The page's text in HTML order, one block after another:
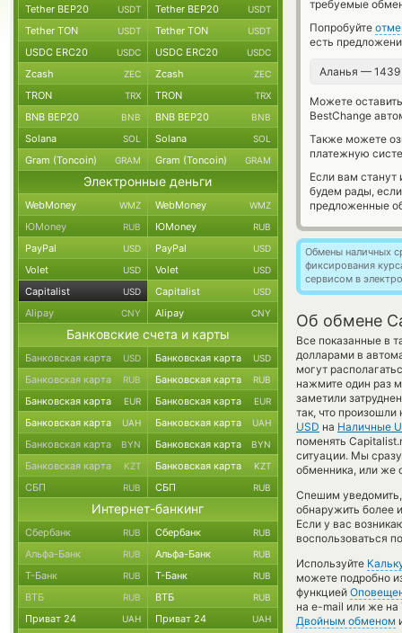
требуемые
Попробуйте
есть
Аланья —
Можете
BestChange
Также можете
платежную
Если вам
будем рады,
предложенные
Обмены наличных
фиксирования
сервисом в
Об обмене
Все показанные в
долларами в
могут
нажмите один раз
заметили
так, что
USD на Наличные
поменять
ситуации. Мы
обменника, или же
Спешим
обнаружить более
Если у вас
воспользоваться
Используйте
можете подробно
функцией
на e-mail или же на
Двойным обменом
Tether BEP20 USDT Tether BEP20 USDT
Tether TON USDT Tether TON USDT
USDC ERC20 USDC USDC ERC20 USDC
Zcash ZEC Zcash ZEC
TRON TRX TRON TRX
BNB BEP20 BNB BNB BEP20 BNB
Solana SOL Solana SOL
Gram (Toncoin) GRAM Gram (Toncoin) GRAM
Электронные деньги
WebMoney WMZ WebMoney WMZ
ЮMoney RUB ЮMoney RUB
PayPal USD PayPal USD
Volet USD Volet USD
Capitalist USD Capitalist USD
Alipay CNY Alipay CNY
Банковские счета и карты
Банковская карта USD Банковская карта USD
Банковская карта RUB Банковская карта RUB
Банковская карта EUR Банковская карта EUR
Банковская карта UAH Банковская карта UAH
Банковская карта BYN Банковская карта BYN
Банковская карта KZT Банковская карта KZT
СБП RUB СБП RUB
Интернет-банкинг
Сбербанк RUB Сбербанк RUB
Альфа-Банк RUB Альфа-Банк RUB
Т-Банк RUB Т-Банк RUB
ВТБ RUB ВТБ RUB
Приват 24 UAH Приват 24 UAH